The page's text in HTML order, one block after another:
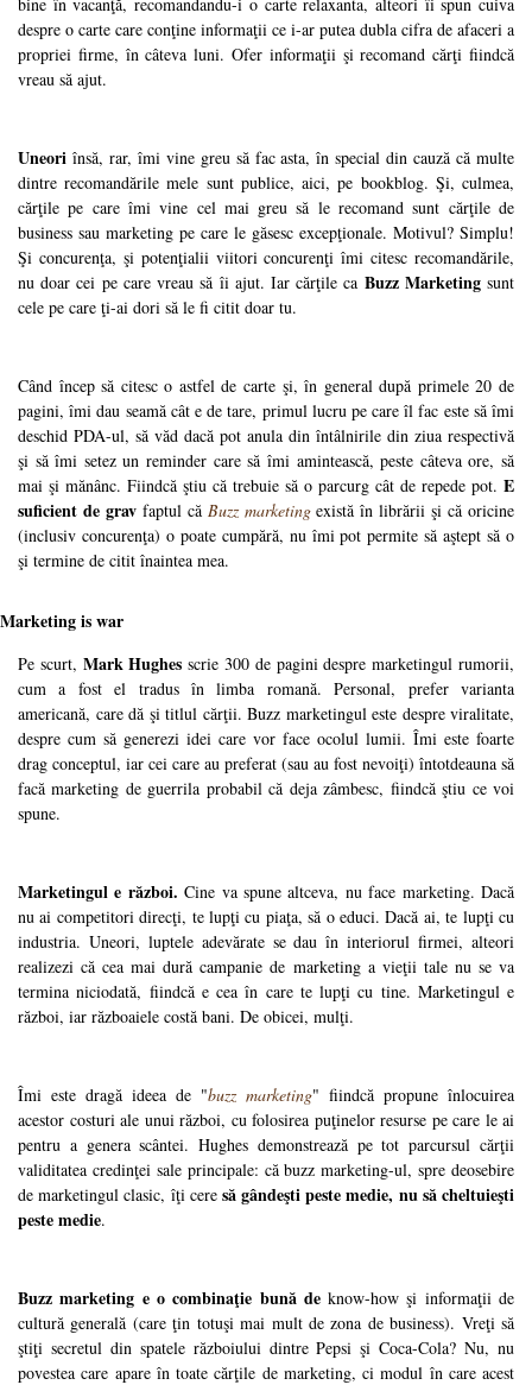
despre o carte care conţine informaţii ce i-ar putea dubla cifra de afaceri a
propriei firme, în câteva luni. Ofer informaţii şi recomand cărţi fiindcă
vreau să ajut.
Uneori însă, rar, îmi vine greu să fac asta, în special din cauză cămulte
dintre recomandările mele sunt publice, aici, pe bookblog. Şi, culmea,
cărţile pe care îmi vine cel mai greu să le recomand sunt cărţile de
business sau marketing pe care le găsesc excepţionale. Motivul? Simplu!
Şi concurenţa, şi potenţialii viitori concurenţi îmi citesc recomandările,
nu doar cei pe care vreau să îi ajut. Iar cărţile ca Buzz Marketingsunt
cele pe care ţi-ai dori să le fi citit doar tu.
Când încep să citesc o astfel de carte şi, în general după primele 20 de
pagini, îmi dau seamă cât e de tare, primul lucru pe care îl fac este să îmi
deschid PDA-ul, să văd dacă pot anula din întâlnirile din ziua respectivă
şi să îmi setez un reminder care să îmi amintească, peste câteva ore, să
mai şi mănânc. Fiindcă ştiu că trebuie să o parcurg cât de repede pot. E
suficient de gravfaptul că Buzz marketingexistă în librării şi că oricine
(inclusiv concurenţa) o poate cumpără, nu îmi pot permite să aştept să o
şi termine de citit înaintea mea.
Marketing is war
Pe scurt, Mark Hughes scrie 300 de pagini despre marketingul rumorii,
cum a fost el tradus în limba romană. Personal, prefer varianta
americană, care dă şi titlul cărţii. Buzz marketingul este despre viralitate,
despre cum să generezi idei care vor face ocolul lumii. Îmi este foarte
drag conceptul, iar cei care au preferat (sau au fost nevoiţi) întotdeauna să
facă marketing de guerrila probabil că deja zâmbesc, fiindcă ştiu ce voi
spune.
Marketingul e război. Cine va spune altceva, nu face marketing. Dacă
nu ai competitori direcţi, te lupţi cu piaţa, să o educi. Dacă ai, te lupţi cu
industria. Uneori, luptele adevărate se dau în interiorul firmei, alteori
realizezi că cea mai dură campanie de marketing a vieţii tale nu se va
termina niciodată, fiindcă e cea în care te lupţi cu tine. Marketingul e
război, iar războaiele costă bani. De obicei, mulţi.
Îmi este dragă ideea de "buzz marketing" fiindcă propune înlocuirea
acestor costuri ale unui război, cu folosirea puţinelor resurse pe care le ai
pentru a genera scântei. Hughes demonstrează pe tot parcursul cărţii
validitatea credinţei sale principale: că buzz marketing-ul, spre deosebire
de marketingul clasic, îţi cere să gândeşti peste medie, nu să cheltuieşti
peste medie.
Buzz marketing e o combinaţie bună deknow-how şi informaţii de
cultură generală (care ţin totuşi mai mult de zona de business). Vreţi să
ştiţi secretul din spatele războiului dintre Pepsi şi Coca-Cola? Nu, nu
povestea care apare în toate cărţile de marketing, ci modul în care acest